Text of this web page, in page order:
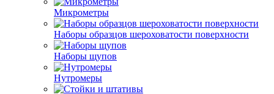
Микрометры
Наборы образцов шероховатости поверхности
Наборы щупов
Нутромеры